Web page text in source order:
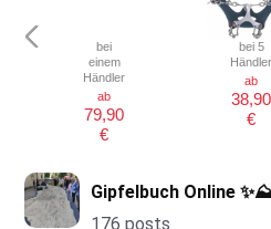
bei
einem
Händler
ab
79,90
€
bei 5
ab
38,90
€